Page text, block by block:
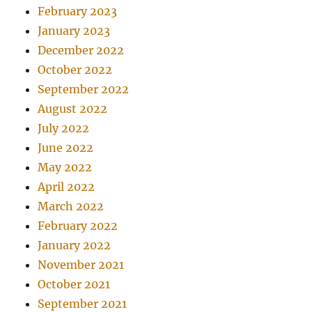
February 2023
January 2023
December 2022
October 2022
September 2022
August 2022
July 2022
June 2022
May 2022
April 2022
March 2022
February 2022
January 2022
November 2021
October 2021
September 2021